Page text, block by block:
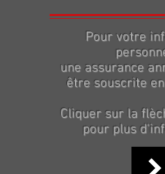
Pour votre
une assurance
être souscrite
Cliquer sur la
pour plus